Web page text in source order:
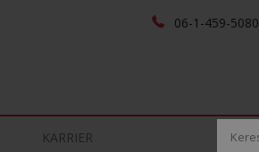
06-1-459-5080
KARRIER